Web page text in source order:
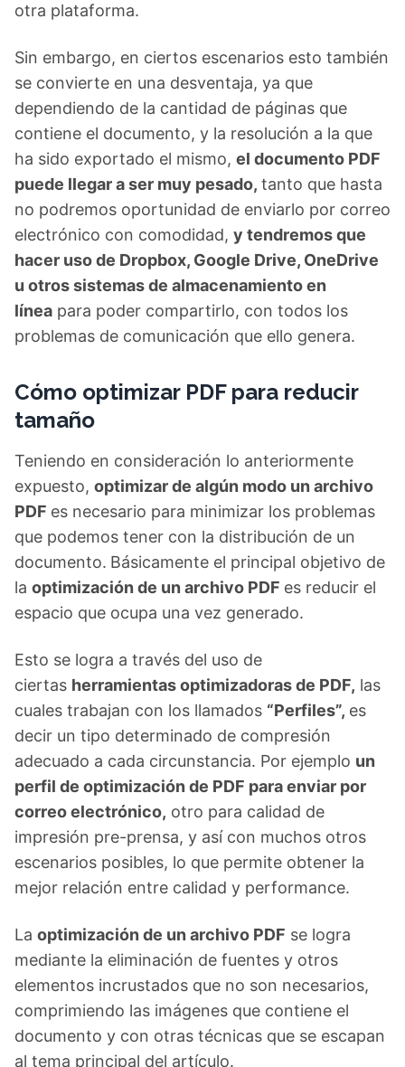
otra plataforma.
Sin embargo, en ciertos escenarios esto también
se convierte en una desventaja, ya que
dependiendo de la cantidad de páginas que
contiene el documento, y la resolución a la que
ha sido exportado el mismo, el documento PDF
puede llegar a ser muy pesado, tanto que hasta
no podremos oportunidad de enviarlo por correo
electrónico con comodidad, y tendremos que
hacer uso de Dropbox, Google Drive, OneDrive
u otros sistemas de almacenamiento en
línea para poder compartirlo, con todos los
problemas de comunicación que ello genera.
Cómo optimizar PDF para reducir
tamaño
Teniendo en consideración lo anteriormente
expuesto, optimizar de algún modo un archivo
PDF es necesario para minimizar los problemas
que podemos tener con la distribución de un
documento. Básicamente el principal objetivo de
la optimización de un archivo PDF es reducir el
espacio que ocupa una vez generado.
Esto se logra a través del uso de
ciertas herramientas optimizadoras de PDF, las
cuales trabajan con los llamados “Perfiles”, es
decir un tipo determinado de compresión
adecuado a cada circunstancia. Por ejemplo un
perfil de optimización de PDF para enviar por
correo electrónico, otro para calidad de
impresión pre-prensa, y así con muchos otros
escenarios posibles, lo que permite obtener la
mejor relación entre calidad y performance.
La optimización de un archivo PDF se logra
mediante la eliminación de fuentes y otros
elementos incrustados que no son necesarios,
comprimiendo las imágenes que contiene el
documento y con otras técnicas que se escapan
al tema principal del artículo.